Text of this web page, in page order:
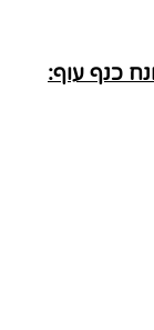
כנף עוף: